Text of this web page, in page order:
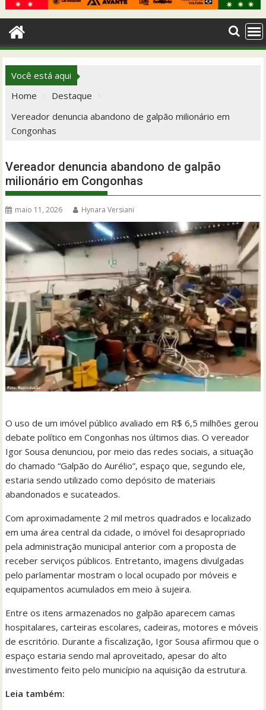
Você está aqui
Home
Destaque
Vereador denuncia abandono de galpão milionário em
Congonhas
Vereador denuncia abandono de galpão
milionário em Congonhas
maio 11, 2026 Hynara Versiani
O uso de um imóvel público avaliado em R$ 6,5 milhões gerou
debate político em Congonhas nos últimos dias. O vereador
Igor Sousa denunciou, por meio das redes sociais, a situação
do chamado “Galpão do Aurélio”, espaço que, segundo ele,
estaria sendo utilizado como depósito de materiais
abandonados e sucateados.
Com aproximadamente 2 mil metros quadrados e localizado
em uma área central da cidade, o imóvel foi desapropriado
pela administração municipal anterior com a proposta de
receber serviços públicos. Entretanto, imagens divulgadas
pelo parlamentar mostram o local ocupado por móveis e
equipamentos acumulados em meio à sujeira.
Entre os itens armazenados no galpão aparecem camas
hospitalares, carteiras escolares, cadeiras, motores e móveis
de escritório. Durante a fiscalização, Igor Sousa afirmou que o
espaço estaria sendo mal aproveitado, apesar do alto
investimento feito pelo município na aquisição da estrutura.
Leia também: